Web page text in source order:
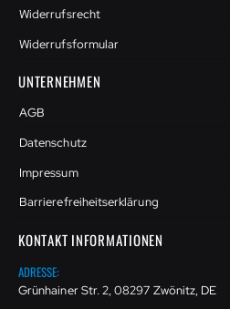
Widerrufsrecht
Widerrufsformular
UNTERNEHMEN
AGB
Datenschutz
Impressum
Barrierefreiheitserklärung
KONTAKT INFORMATIONEN
ADRESSE:
Grünhainer Str. 2, 08297 Zwönitz, DE